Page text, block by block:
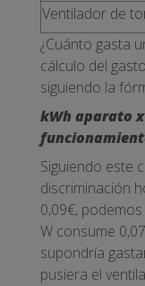
Ventilador de
¿Cuánto gasta
cálculo del
siguiendo la
kWh aparato
Siguiendo este
discriminación
0,09€,
W consume
supondría
pusiera el